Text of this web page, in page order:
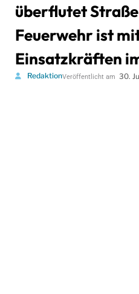
überflutet
Feuerwehr ist
Einsatzkräften
RedaktionVeröffentlicht am 30.